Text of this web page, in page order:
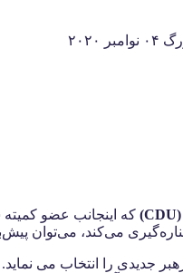
(
CDU
)
را انتخاب می